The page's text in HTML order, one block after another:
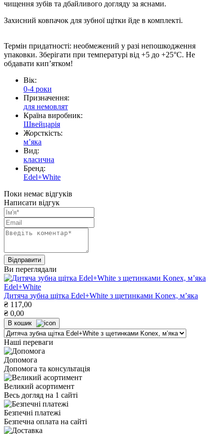
чищення зубів та дбайливого догляду за яснами.
Захисний ковпачок для зубної щітки йде в комплекті.
Термін придатності: необмежений у разі непошкодження
упаковки. Зберігати при температурі від +5 до +25°C. Не
обдавати кип’ятком!
Вік:
0-4 роки
Призначення:
для немовлят
Країна виробник:
Швейцарія
Жорсткість:
мʼяка
Вид:
класична
Бренд:
Edel+White
Поки немає відгуків
Написати відгук
Ви переглядали
Edel+White
Дитяча зубна щітка Edel+White з щетинками Konex, мʼяка
₴ 117,00
₴ 0,00
В кошик
Наші переваги
Допомога
Допомога та консультація
Великий асортимент
Весь догляд на 1 сайті
Безпечні платежі
Безпечна оплата на сайті